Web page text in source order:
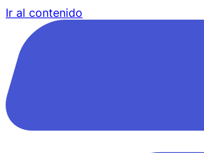
Ir al contenido